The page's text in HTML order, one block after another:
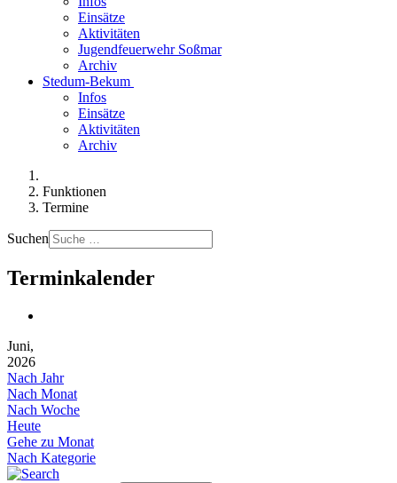
Einsätze
Aktivitäten
Jugendfeuerwehr Soßmar
Archiv
Stedum-Bekum
Infos
Einsätze
Aktivitäten
Archiv
Funktionen
Termine
Suchen
Terminkalender
Juni,
2026
Nach Jahr
Nach Monat
Nach Woche
Heute
Gehe zu Monat
Nach Kategorie